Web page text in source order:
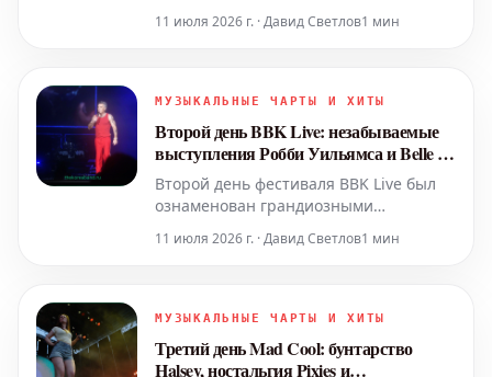
Belle & Sebastian. Оба артиста
невероятной энергией, сделав этот
всех присутствующих.
11 июля 2026 г. · Давид Светлов1 мин
МУЗЫКАЛЬНЫЕ ЧАРТЫ И ХИТЫ
Второй день BBK Live: незабываемые
выступления Робби Уильямса и Belle &
Sebastian
Второй день фестиваля BBK Live был
ознаменован грандиозными
Belle & Sebastian, которые оставили
представили масштабные шоу,
невероятной жизненной энергией,
11 июля 2026 г. · Давид Светлов1 мин
МУЗЫКАЛЬНЫЕ ЧАРТЫ И ХИТЫ
Третий день Mad Cool: бунтарство
Halsey, ностальгия Pixies и